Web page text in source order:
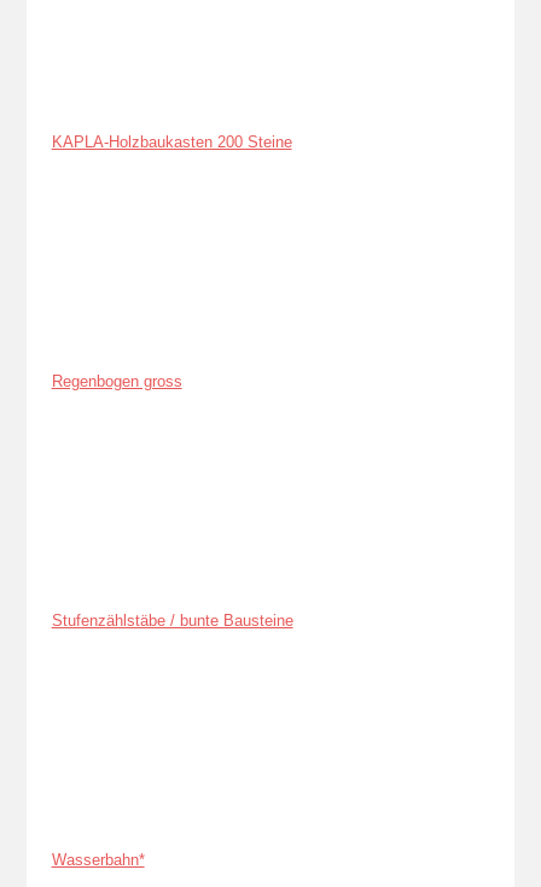
KAPLA-Holzbaukasten 200 Steine
Regenbogen gross
Stufenzählstäbe / bunte Bausteine
Wasserbahn*